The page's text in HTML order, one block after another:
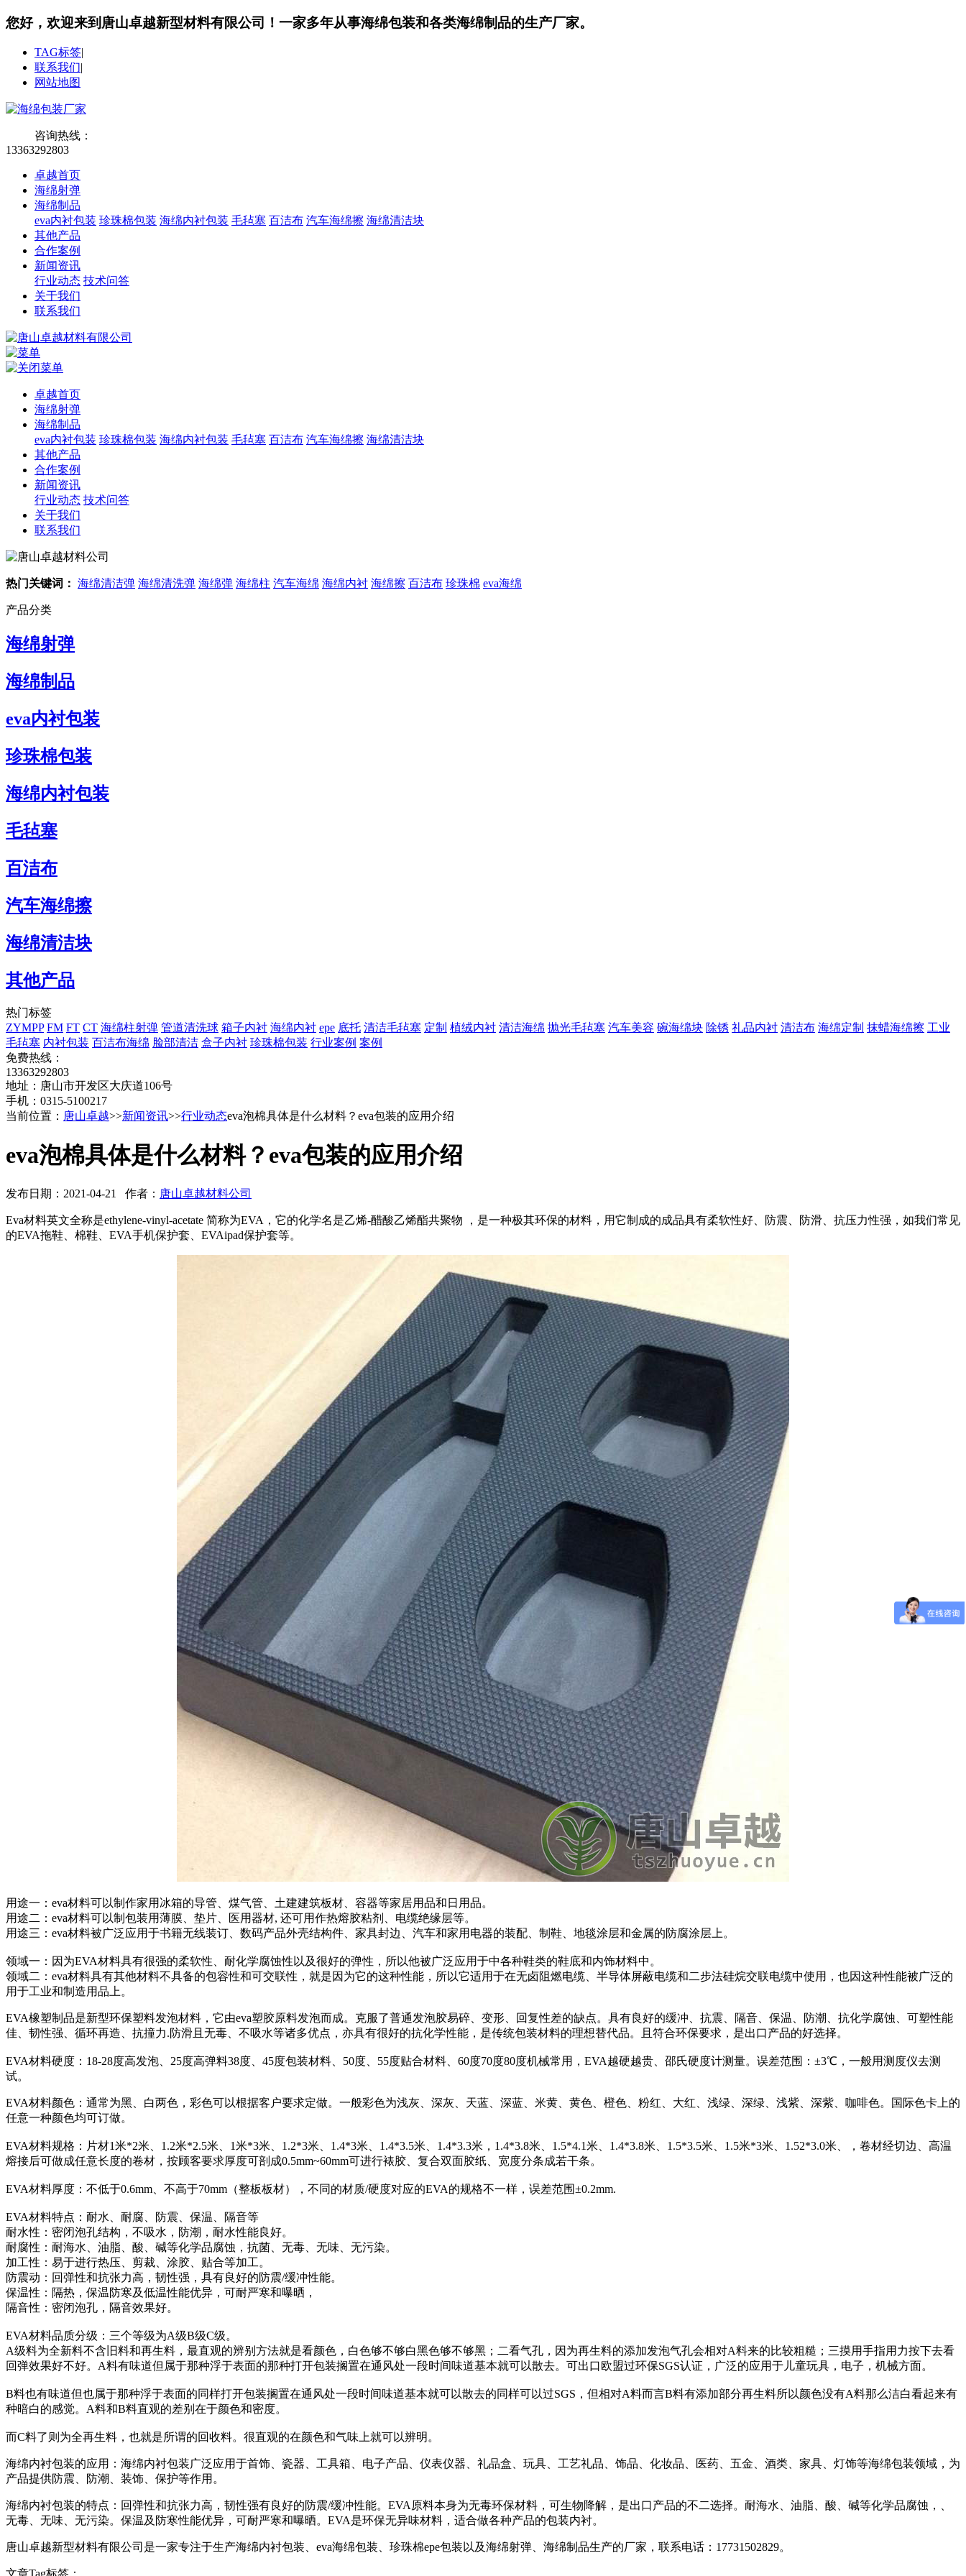
您好，欢迎来到唐山卓越新型材料有限公司！ 一家多年从事海绵包装和各类海绵制品的生产厂家。
TAG标签|
联系我们|
网站地图
咨询热线：
13363292803
卓越首页
海绵射弹
海绵制品
eva内衬包装 珍珠棉包装 海绵内衬包装 毛毡塞 百洁布 汽车海绵擦 海绵清洁块
其他产品
合作案例
新闻资讯
行业动态 技术问答
关于我们
联系我们
卓越首页
海绵射弹
海绵制品
eva内衬包装 珍珠棉包装 海绵内衬包装 毛毡塞 百洁布 汽车海绵擦 海绵清洁块
其他产品
合作案例
新闻资讯
行业动态 技术问答
关于我们
联系我们
热门关键词： 海绵清洁弹 海绵清洗弹 海绵弹 海绵柱 汽车海绵 海绵内衬 海绵擦 百洁布 珍珠棉 eva海绵
产品分类
海绵射弹
海绵制品
eva内衬包装
珍珠棉包装
海绵内衬包装
毛毡塞
百洁布
汽车海绵擦
海绵清洁块
其他产品
热门标签
ZYMPP FM FT CT 海绵柱射弹 管道清洗球 箱子内衬 海绵内衬 epe 底托 清洁毛毡塞 定制 植绒内衬 清洁海绵 抛光毛毡塞 汽车美容 碗海绵块 除锈 礼品内衬 清洁布 海绵定制 抹蜡海绵擦 工业
毛毡塞 内衬包装 百洁布海绵 脸部清洁 盒子内衬 珍珠棉包装 行业案例 案例
免费热线：
13363292803
地址：唐山市开发区大庆道106号
手机：0315-5100217
当前位置： 唐山卓越>>新闻资讯>>行业动态eva泡棉具体是什么材料？eva包装的应用介绍
eva泡棉具体是什么材料？eva包装的应用介绍
发布日期：2021-04-21 作者： 唐山卓越材料公司
Eva材料英文全称是ethylene-vinyl-acetate 简称为EVA，它的化学名是乙烯-醋酸乙烯酯共聚物 ，是一种极其环保的材料，用它制成的成品具有柔软性好、防震、防滑、抗压力性强，如我们常见
的EVA拖鞋、棉鞋、EVA手机保护套、EVAipad保护套等。
用途一：eva材料可以制作家用冰箱的导管、煤气管、土建建筑板材、容器等家居用品和日用品。
用途二：eva材料可以制包装用薄膜、垫片、医用器材, 还可用作热熔胶粘剂、电缆绝缘层等。
用途三：eva材料被广泛应用于书籍无线装订、数码产品外壳结构件、家具封边、汽车和家用电器的装配、制鞋、地毯涂层和金属的防腐涂层上。
领域一：因为EVA材料具有很强的柔软性、耐化学腐蚀性以及很好的弹性，所以他被广泛应用于中各种鞋类的鞋底和内饰材料中。
领域二：eva材料具有其他材料不具备的包容性和可交联性，就是因为它的这种性能，所以它适用于在无卤阻燃电缆、半导体屏蔽电缆和二步法硅烷交联电缆中使用，也因这种性能被广泛的
用于工业和制造用品上。
EVA橡塑制品是新型环保塑料发泡材料，它由eva塑胶原料发泡而成。克服了普通发泡胶易碎、变形、回复性差的缺点。具有良好的缓冲、抗震、隔音、保温、防潮、抗化学腐蚀、可塑性能
佳、韧性强、循环再造、抗撞力.防滑且无毒、不吸水等诸多优点，亦具有很好的抗化学性能，是传统包装材料的理想替代品。且符合环保要求，是出口产品的好选择。
EVA材料硬度：18-28度高发泡、25度高弹料38度、45度包装材料、50度、55度贴合材料、60度70度80度机械常用，EVA越硬越贵、邵氏硬度计测量。误差范围：±3℃，一般用测度仪去测
试。
EVA材料颜色：通常为黑、白两色，彩色可以根据客户要求定做。一般彩色为浅灰、深灰、天蓝、深蓝、米黄、黄色、橙色、粉红、大红、浅绿、深绿、浅紫、深紫、咖啡色。国际色卡上的
任意一种颜色均可订做。
EVA材料规格：片材1米*2米、1.2米*2.5米、1米*3米、1.2*3米、1.4*3米、1.4*3.5米、1.4*3.3米，1.4*3.8米、1.5*4.1米、1.4*3.8米、1.5*3.5米、1.5米*3米、1.52*3.0米、，卷材经切边、高温
熔接后可做成任意长度的卷材，按顾客要求厚度可剖成0.5mm~60mm可进行裱胶、复合双面胶纸、宽度分条成若干条。
EVA材料厚度：不低于0.6mm、不高于70mm（整板板材），不同的材质/硬度对应的EVA的规格不一样，误差范围±0.2mm.
EVA材料特点：耐水、耐腐、防震、保温、隔音等
耐水性：密闭泡孔结构，不吸水，防潮，耐水性能良好。
耐腐性：耐海水、油脂、酸、碱等化学品腐蚀，抗菌、无毒、无味、无污染。
加工性：易于进行热压、剪裁、涂胶、贴合等加工。
防震动：回弹性和抗张力高，韧性强，具有良好的防震/缓冲性能。
保温性：隔热，保温防寒及低温性能优异，可耐严寒和曝晒，
隔音性：密闭泡孔，隔音效果好。
EVA材料品质分级：三个等级为A级B级C级。
A级料为全新料不含旧料和再生料，最直观的辨别方法就是看颜色，白色够不够白黑色够不够黑；二看气孔，因为再生料的添加发泡气孔会相对A料来的比较粗糙；三摸用手指用力按下去看
回弹效果好不好。A料有味道但属于那种浮于表面的那种打开包装搁置在通风处一段时间味道基本就可以散去。可出口欧盟过环保SGS认证，广泛的应用于儿童玩具，电子，机械方面。
B料也有味道但也属于那种浮于表面的同样打开包装搁置在通风处一段时间味道基本就可以散去的同样可以过SGS，但相对A料而言B料有添加部分再生料所以颜色没有A料那么洁白看起来有
种暗白的感觉。A料和B料直观的差别在于颜色和密度。
而C料了则为全再生料，也就是所谓的回收料。很直观的在颜色和气味上就可以辨明。
海绵内衬包装的应用：海绵内衬包装广泛应用于首饰、瓷器、工具箱、电子产品、仪表仪器、礼品盒、玩具、工艺礼品、饰品、化妆品、医药、五金、酒类、家具、灯饰等海绵包装领域，为
产品提供防震、防潮、装饰、保护等作用。
海绵内衬包装的特点：回弹性和抗张力高，韧性强有良好的防震/缓冲性能。EVA原料本身为无毒环保材料，可生物降解，是出口产品的不二选择。耐海水、油脂、酸、碱等化学品腐蚀，、
无毒、无味、无污染。保温及防寒性能优异，可耐严寒和曝晒。EVA是环保无异味材料，适合做各种产品的包装内衬。
唐山卓越新型材料有限公司是一家专注于生产海绵内衬包装、eva海绵包装、珍珠棉epe包装以及海绵射弹、海绵制品生产的厂家，联系电话：17731502829。